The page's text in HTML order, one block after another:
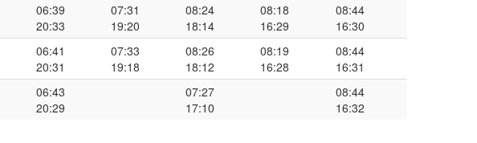
06:39
20:33
07:31
19:20
08:24
18:14
08:18
16:29
08:44
16:30
06:41
20:31
07:33
19:18
08:26
18:12
08:19
16:28
08:44
16:31
06:43
20:29
07:27
17:10
08:44
16:32